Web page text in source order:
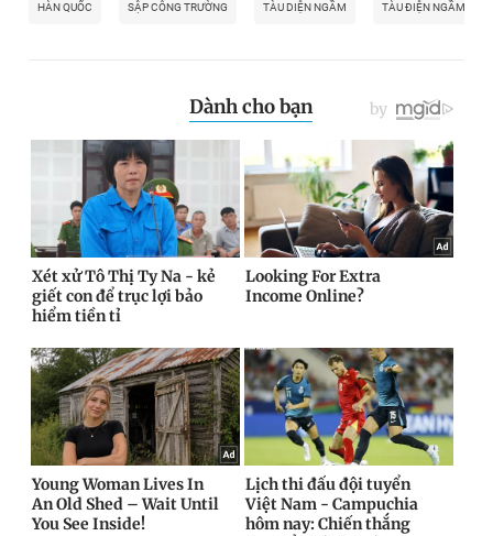
HÀN QUỐC SẬP CÔNG TRƯỜNG TÀU DIỆN NGẦM TÀU ĐIỆN NGẦM